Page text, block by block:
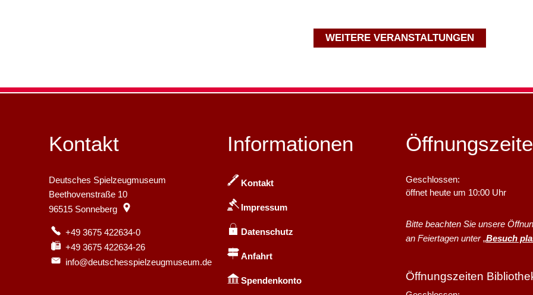
WEITERE VERANSTALTUNGEN
Kontakt
Deutsches Spielzeugmuseum
Beethovenstraße 10
96515 Sonneberg
+49 3675 422634-0
+49 3675 422634-26
info@deutschesspielzeugmuseum.de
Informationen
Kontakt
Impressum
Datenschutz
Anfahrt
Spendenkonto
Klicken, um weitere Öffnungs-
Geschlossen:
öffnet heute um 10:00 Uhr
Bitte beachten Sie unsere
an Feiertagen unter„Besuch
Öffnungszeiten